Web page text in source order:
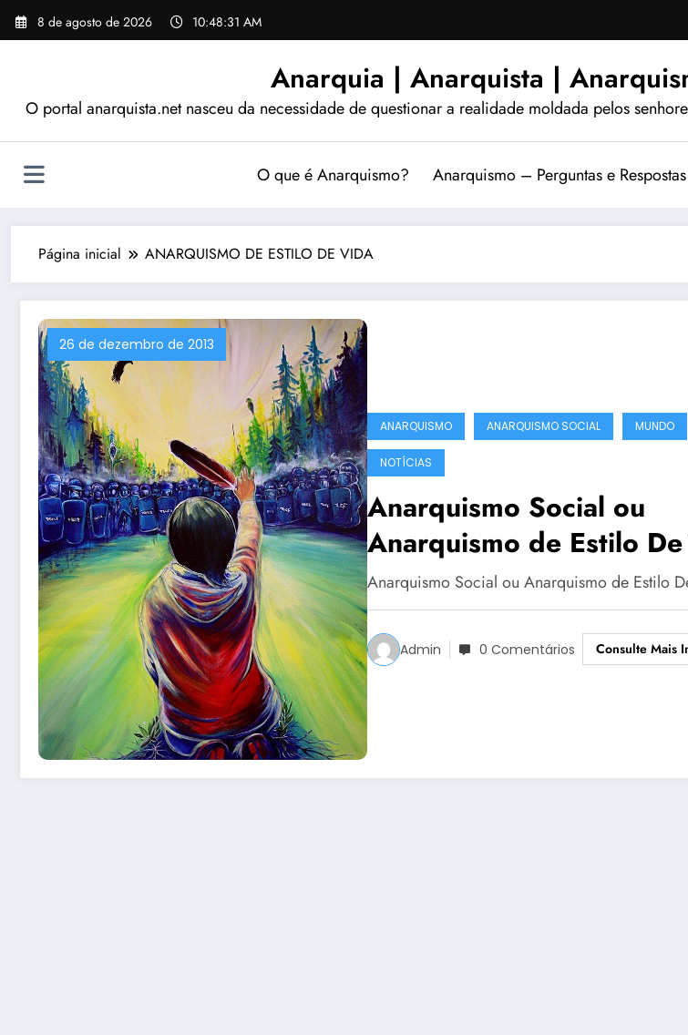
Pular
para
8 de agosto de 2026 10:48:32 AM
Anarquia | Anarquista |
O portal anarquista.net nasceu da necessidade de questionar a realidade moldada pelos
O que é Anarquismo? Anarquismo – Perguntas e
Página inicial ANARQUISMO DE ESTILO DE VIDA
26 de dezembro de 2013
ANARQUISMO ANARQUISMO SOCIAL MUNDO
NOTÍCIAS
Anarquismo Social ou
Anarquismo de Estilo
Anarquismo Social ou Anarquismo de Estilo
Admin 0 Comentários Consulte Mais